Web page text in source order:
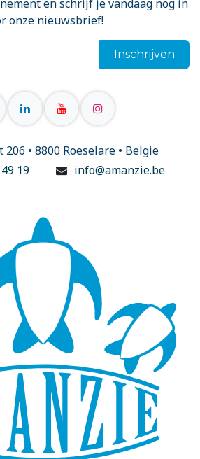
en schrijf je vandaag nog in
onze nieuwsbrief!
Inschrijven
• 8800 Roeselare • Belgie
19
info@amanzie.be